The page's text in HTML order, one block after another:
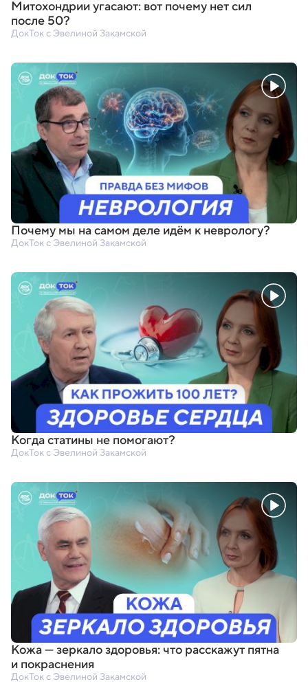
Митохондрии угасают: вот почему нет сил
после 50?
ДокТок с Эвелиной Закамской
Почему мы на самом деле идём к неврологу?
ДокТок с Эвелиной Закамской
Когда статины не помогают?
ДокТок с Эвелиной Закамской
Кожа — зеркало здоровья: что расскажут пятна
и покраснения
ДокТок с Эвелиной Закамской